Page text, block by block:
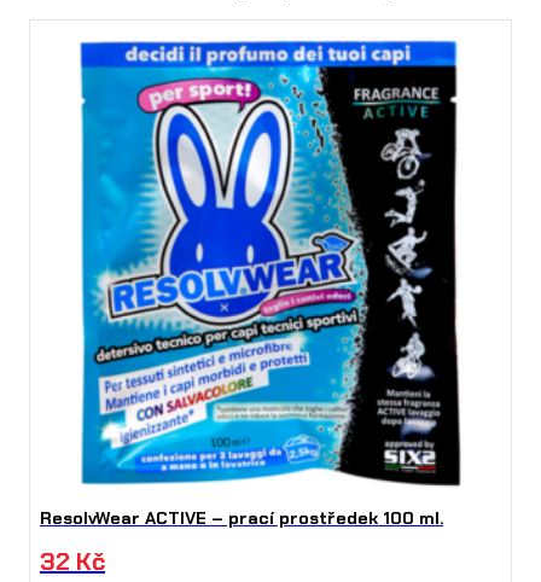
ResolvWear ACTIVE – prací prostředek 100 ml.
32 Kč